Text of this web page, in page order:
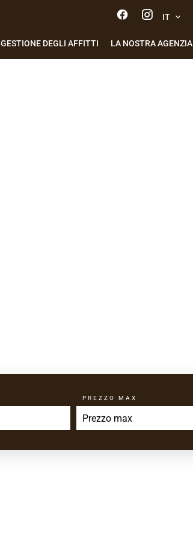
IT
GESTIONE DEGLI AFFITTI LA NOSTRA AGENZIA
PREZZO MAX